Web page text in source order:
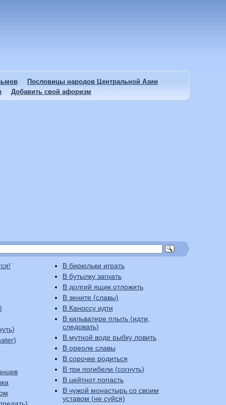
Пословицы народов Центральной Азии
Добавить свой афоризм
В бирюльки играть
В бутылку загнать
В долгий ящик отложить
В зените (славы)
В Каноссу идти
В кильватере плыть (идти,
следовать)
В мутной воде рыбку ловить
В ореоле славы
В сорочке родиться
В три погибели (согнуть)
В цейтнот попасть
В чужой монастырь со своим
уставом (не суйся)